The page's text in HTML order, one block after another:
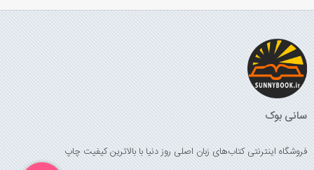
سانی بوک
فروشگاه اینترنتی کتاب‌های زبان اصلی روز دنیا با بالاترین کیفیت چاپ